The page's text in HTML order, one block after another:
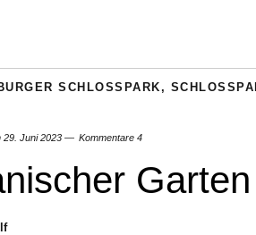
SCHLOSSPARK ,
29. Juni 2023 Kommentare 4